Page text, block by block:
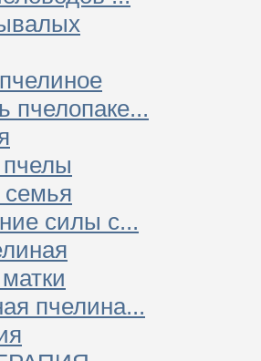
пчелопаке...
силы с...
пчелина...